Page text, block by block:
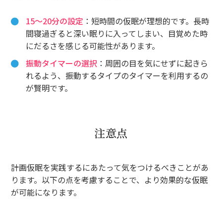
15〜20分の設定 ：短時間の仮眠が理想的です。長時
間寝過ぎると深い眠りに入ってしまい、目覚めた時
にだるさを感じる可能性があります。
振動タイマーの選択 ：周囲の目を気にせずに起きら
れるよう、振動するタイプのタイマーを利用するの
が賢明です。
注意点
計画仮眠を実践するにあたって気をつけるべきことがあ
ります。以下の点を考慮することで、より効果的な仮眠
が可能になります。